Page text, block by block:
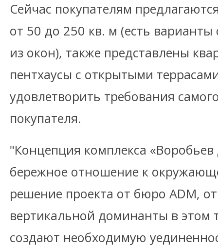
Сейчас покупателям
от 50 до 250 кв. м (есть
из окон), также представлены
пентхаусы с открытыми
удовлетворить требования
покупателя.
"Концепция комплекса
бережное отношение к
решение проекта от бюро ADM,
вертикальной доминанты в этом
создают необходимую